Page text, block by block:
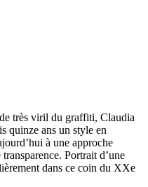
très viril du graffiti, Claudia
quinze ans un style en
à une approche
Portrait d’une
dans ce coin du XXe